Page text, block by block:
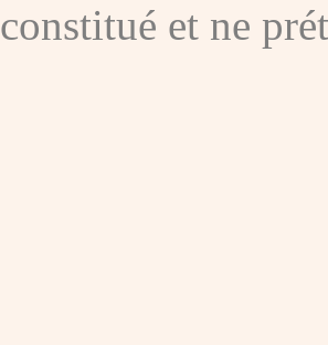
constitué et ne